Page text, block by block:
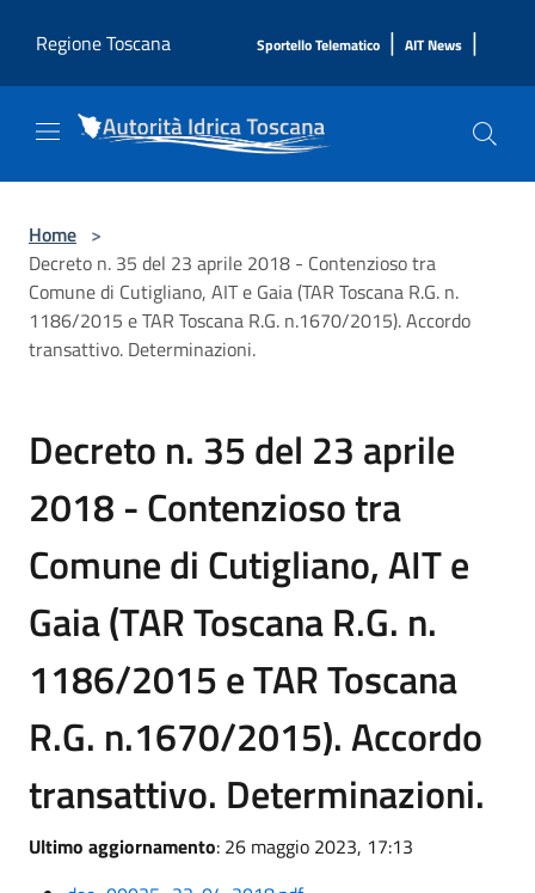
Regione Toscana
Sportello Telematico | AIT News |
Home >
Decreto n. 35 del 23 aprile 2018 - Contenzioso tra
Comune di Cutigliano, AIT e Gaia (TAR Toscana R.G. n.
1186/2015 e TAR Toscana R.G. n.1670/2015). Accordo
transattivo. Determinazioni.
Decreto n. 35 del 23 aprile
2018 - Contenzioso tra
Comune di Cutigliano, AIT e
Gaia (TAR Toscana R.G. n.
1186/2015 e TAR Toscana
R.G. n.1670/2015). Accordo
transattivo. Determinazioni.
Ultimo aggiornamento: 26 maggio 2023, 17:13